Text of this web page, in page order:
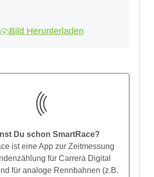
Bild Herunterladen
Du schon SmartRace?
ist eine App zur Zeitmessung
für Carrera Digital
für analoge Rennbahnen (z.B.